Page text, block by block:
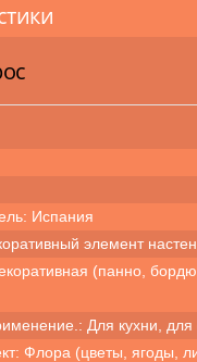
Испания
элемент
(панно,
Для кухни, для
Флора (цветы, ягоды,